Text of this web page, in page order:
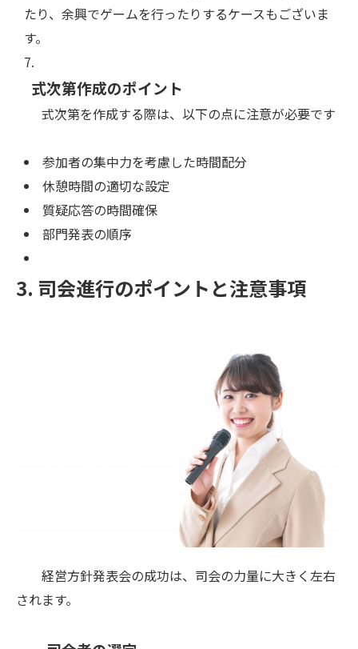
たり、余興でゲームを行ったりするケースもございま
す。
式次第作成のポイント
式次第を作成する際は、以下の点に注意が必要です
参加者の集中力を考慮した時間配分
休憩時間の適切な設定
質疑応答の時間確保
部門発表の順序
3. 司会進行のポイントと注意事項
経営方針発表会の成功は、司会の力量に大きく左右
されます。